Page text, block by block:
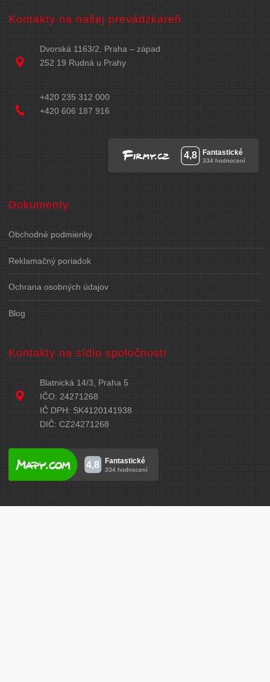
Kontakty na našej prevádzkareň
Dvorská 1163/2, Praha – západ
252 19 Rudná u Prahy
+420 235 312 000
+420 606 187 916
Dokumenty
Obchodné podmienky
Reklamačný poriadok
Ochrana osobných údajov
Blog
Kontakty na sídlo spoločnosti
Blatnická 14/3, Praha 5
IČO: 24271268
IČ DPH: SK4120141938
DIČ: CZ24271268